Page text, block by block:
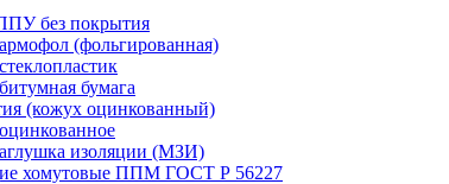
без покрытия
(фольгированная)
бумага
(кожух оцинкованный)
изоляции (МЗИ)
хомутовые ППМ ГОСТ Р 56227